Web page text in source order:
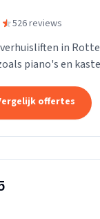
526 reviews
in
piano's en
offertes